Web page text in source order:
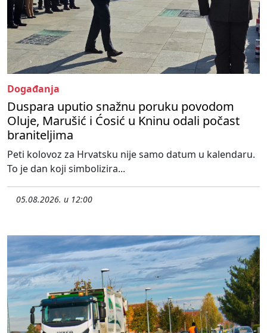
Događanja
Duspara uputio snažnu poruku povodom
Oluje, Marušić i Ćosić u Kninu odali počast
braniteljima
Peti kolovoz za Hrvatsku nije samo datum u kalendaru.
To je dan koji simbolizira...
05.08.2026. u 12:00